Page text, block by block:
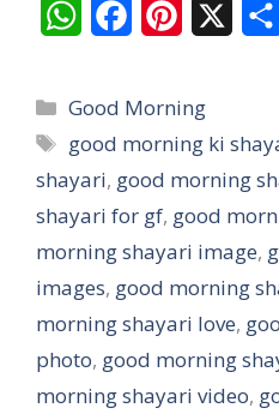
W
t
s
A
p
p
c
e
b
o
o
k
t
e
r
e
s
Categories
Good Morning
Tags
good morning ki
shayari, good morning
shayari for gf, good
morning shayari image,
images, good morning
morning shayari love,
photo, good morning
morning shayari video,